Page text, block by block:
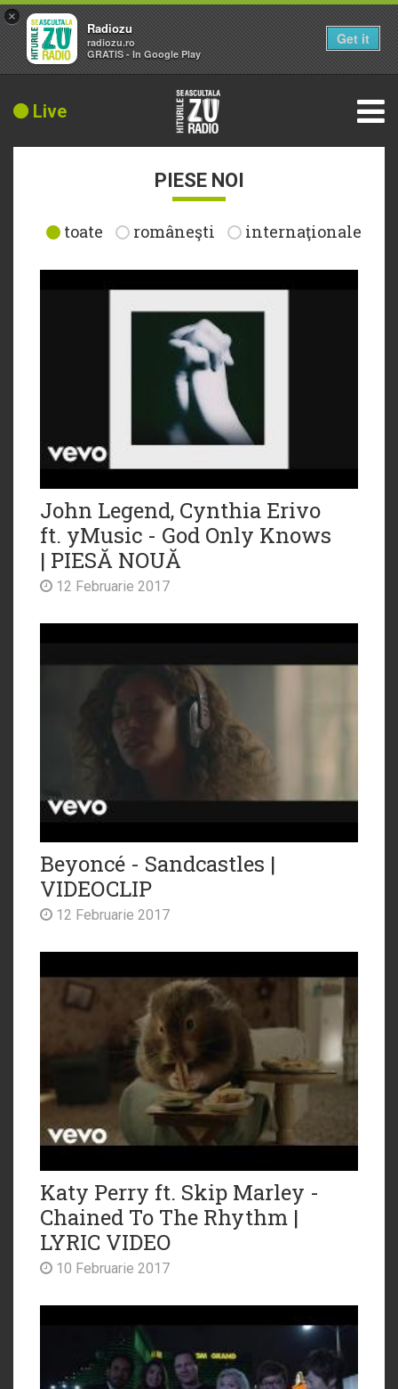
Live
PIESE NOI
toate româneşti internaţionale
John Legend, Cynthia Erivo
ft. yMusic - God Only Knows
| PIESĂ NOUĂ
12 Februarie 2017
Beyoncé - Sandcastles |
VIDEOCLIP
12 Februarie 2017
Katy Perry ft. Skip Marley -
Chained To The Rhythm |
LYRIC VIDEO
10 Februarie 2017
×
Radiozu
radiozu.ro
GRATIS - In Google Play
Get it